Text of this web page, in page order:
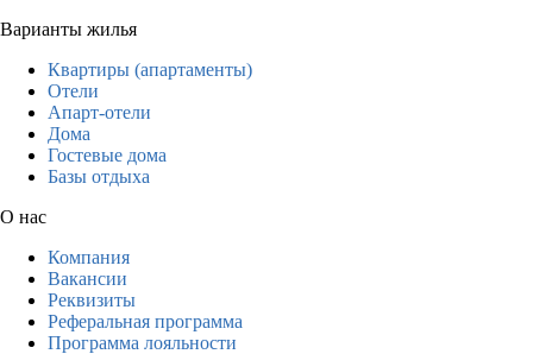
Варианты жилья
Квартиры (апартаменты)
Отели
Апарт-отели
Дома
Гостевые дома
Базы отдыха
О нас
Компания
Вакансии
Реквизиты
Реферальная программа
Программа лояльности